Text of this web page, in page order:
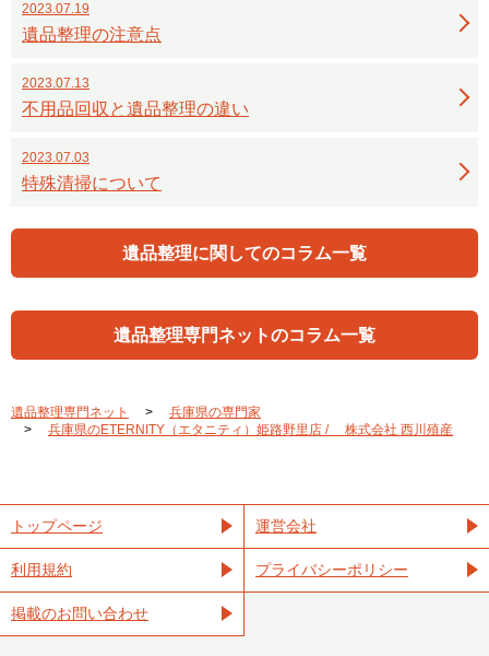
2023.07.19
遺品整理の注意点
2023.07.13
不用品回収と遺品整理の違い
2023.07.03
特殊清掃について
遺品整理に関してのコラム一覧
遺品整理専門ネットのコラム一覧
遺品整理専門ネット
兵庫県の専門家
兵庫県のETERNITY（エタニティ）姫路野里店 / 株式会社 西川殖産
トップページ 運営会社
利用規約 プライバシーポリシー
掲載のお問い合わせ